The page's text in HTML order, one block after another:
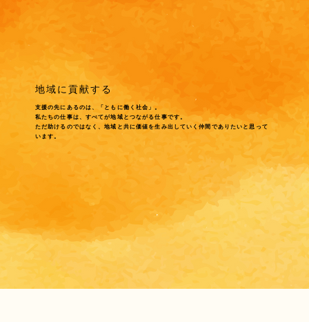
地域に貢献する
支援の先にあるのは、「ともに働く社会」。
私たちの仕事は、すべてが地域とつながる仕事です。
ただ助けるのではなく、地域と共に価値を生み出していく仲間でありたいと思って
います。